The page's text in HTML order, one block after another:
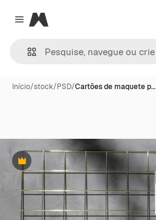
Close menu
Magnific
Início/stock/PSD/Cartões de maquete p…
Premium